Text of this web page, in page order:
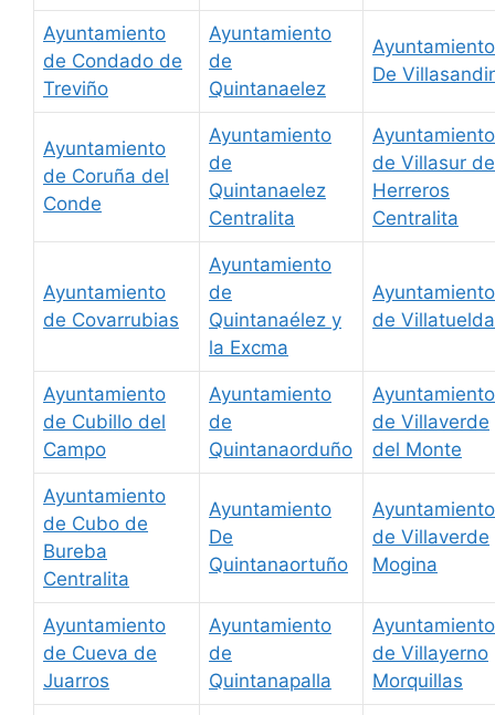
Ayuntamiento
de Condado de
Treviño
Ayuntamiento
de
Quintanaelez
Ayuntamiento
De
Ayuntamiento
de Coruña del
Conde
Ayuntamiento
de
Quintanaelez
Centralita
Ayuntamiento
de Villasur de
Herreros
Centralita
Ayuntamiento
de Covarrubias
Ayuntamiento
de
Quintanaélez y
la Excma
Ayuntamiento
de Villatuelda
Ayuntamiento
de Cubillo del
Campo
Ayuntamiento
de
Quintanaorduño
Ayuntamiento
de Villaverde
del Monte
Ayuntamiento
de Cubo de
Bureba
Centralita
Ayuntamiento
De
Quintanaortuño
Ayuntamiento
de Villaverde
Mogina
Ayuntamiento
de Cueva de
Juarros
Ayuntamiento
de
Quintanapalla
Ayuntamiento
de Villayerno
Morquillas